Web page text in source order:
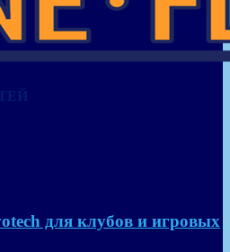
для клубов и игровых